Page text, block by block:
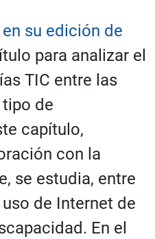
su edición de
para analizar el
TIC entre las
de
capítulo,
con la
se estudia, entre
de Internet de
En el